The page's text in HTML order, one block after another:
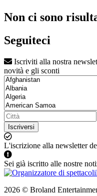
Non ci sono
Seguiteci
Iscriviti alla nostra
novità e gli sconti
Iscriversi
L'iscrizione alla newsletter
Sei già iscritto alle nostre
2026 © Broland